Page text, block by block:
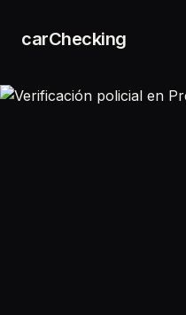
carChecking